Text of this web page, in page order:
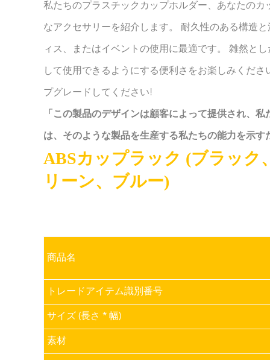
私たちのプラスチックカップホルダー、あなたの
なアクセサリーを紹介します。 耐久性のある構造
ィス、またはイベントの使用に最適です。 雑然と
して使用できるようにする便利さをお楽しみくだ
プグレードしてください!
「この製品のデザインは顧客によって提供され、
は、そのような製品を生産する私たちの能力を示す
ABSカップラック (ブラック
リーン、ブルー)
商品名
トレードアイテム識別番号
サイズ (長さ * 幅)
素材